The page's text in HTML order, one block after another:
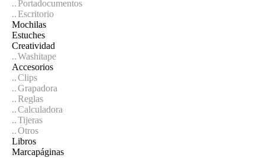
Portadocumentos
Escritorio
Mochilas
Estuches
Creatividad
Washitape
Accesorios
Clips
Grapadora
Reglas
Calculadora
Tijeras
Otros
Libros
Marcapáginas